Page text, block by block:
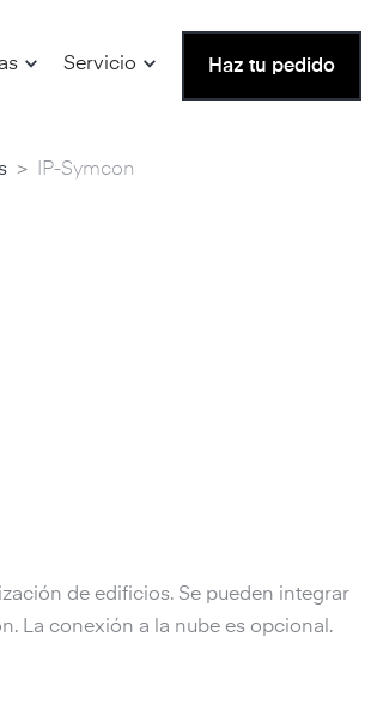
Servicio Haz tu pedido
> IP-Symcon
de edificios. Se pueden integrar
La conexión a la nube es opcional.